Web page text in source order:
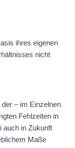
ihres eigenen
nicht
– im Einzelnen
Fehlzeiten in
auch in Zukunft
Maße